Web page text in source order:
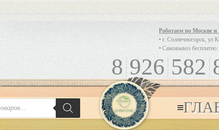
Работаем по Москве
• г. Солнечногорск, ул
• Самовывоз
8 926 582